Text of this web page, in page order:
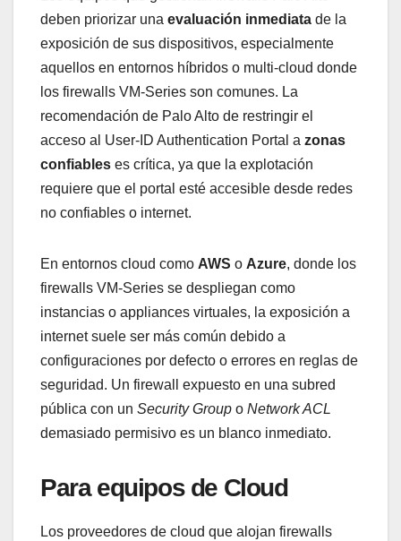
deben priorizar una evaluación inmediata de la
exposición de sus dispositivos, especialmente
aquellos en entornos híbridos o multi-cloud donde
los firewalls VM-Series son comunes. La
recomendación de Palo Alto de restringir el
acceso al User-ID Authentication Portal a zonas
confiables es crítica, ya que la explotación
requiere que el portal esté accesible desde redes
no confiables o internet.
En entornos cloud como AWS o Azure, donde los
firewalls VM-Series se despliegan como
instancias o appliances virtuales, la exposición a
internet suele ser más común debido a
configuraciones por defecto o errores en reglas de
seguridad. Un firewall expuesto en una subred
pública con un Security Group o Network ACL
demasiado permisivo es un blanco inmediato.
Para equipos de Cloud
Los proveedores de cloud que alojan firewalls